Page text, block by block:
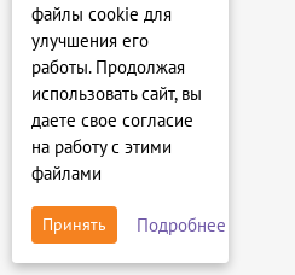
файлы cookie для
улучшения его
работы. Продолжая
использовать сайт, вы
даете свое согласие
на работу с этими
файлами
Принять Подробнее